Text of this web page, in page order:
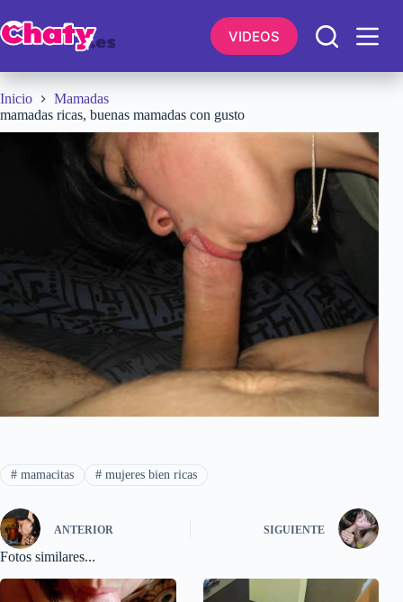
al
contenido
VIDEOS
Inicio
Mamadas
mamadas ricas, buenas mamadas con gusto
#mamacitas #mujeres bien ricas
ANTERIOR SIGUIENTE
Fotos similares...